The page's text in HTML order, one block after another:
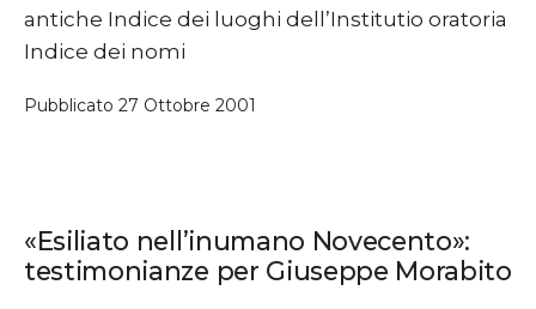
antiche Indice dei luoghi dell’Institutio oratoria
Indice dei nomi
Pubblicato 27 Ottobre 2001
«Esiliato nell’inumano Novecento»:
testimonianze per Giuseppe Morabito